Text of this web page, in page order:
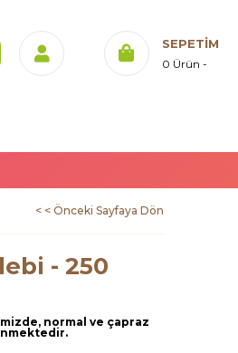
SEPETIM
0 Ürün
< < Önceki Sayfaya Dön
- 250
normal ve çapraz